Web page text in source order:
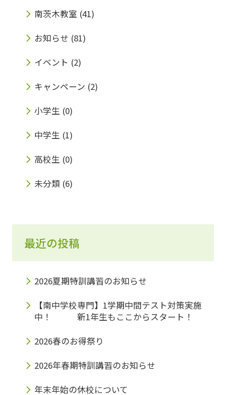
南茨木教室 (41)
お知らせ (81)
イベント (2)
キャンペーン (2)
小学生 (0)
中学生 (1)
高校生 (0)
未分類 (6)
最近の投稿
2026夏期特訓講習のお知らせ
【南中学校専門】1学期中間テスト対策実施
中！ 新1年生もここからスタート！
2026春のお得祭り
2026年春期特訓講習のお知らせ
年末年始の休校について